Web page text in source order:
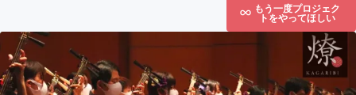
もう一度プロジェク
トをやってほしい